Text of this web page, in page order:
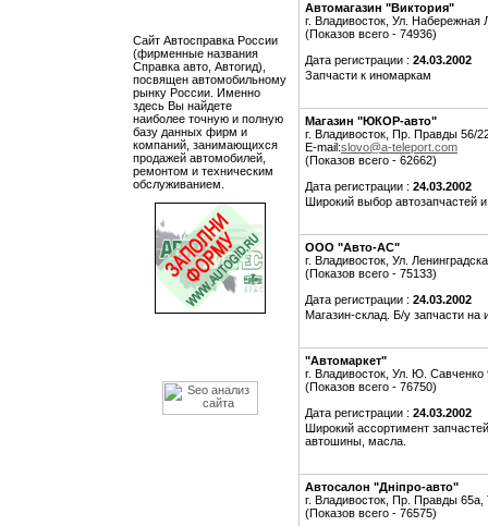
Сайт Автосправка России
(фирменные названия
Справка авто, Автогид),
посвящен автомобильному
рынку России. Именно
здесь Вы найдете
наиболее точную и полную
базу данных фирм и
компаний, занимающихся
продажей автомобилей,
ремонтом и техническим
обслуживанием.
Автомагазин "Виктория"
г. Владивосток, Ул.
(Показов всего - 74936)
Дата регистрации : 24.03.2002
Запчасти к иномаркам
Магазин "ЮКОР-авто"
г. Владивосток, Пр. Правды 56/
E-mail:slovo@a-teleport.com
(Показов всего - 62662)
Дата регистрации : 24.03.2002
Широкий выбор автозапчастей
ООО "Авто-АС"
г. Владивосток, Ул.
(Показов всего - 75133)
Дата регистрации : 24.03.2002
Магазин-склад. Б/у запчасти на
"Автомаркет"
г. Владивосток, Ул. Ю.
(Показов всего - 76750)
Дата регистрации : 24.03.2002
Широкий ассортимент
автошины, масла.
Автосалон "Днiпро-авто"
г. Владивосток, Пр. Правды
(Показов всего - 76575)